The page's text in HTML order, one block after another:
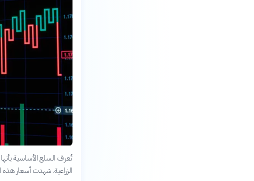
تُعرف السلع الأساسية
الزراعية. شهدت أسعار هذه